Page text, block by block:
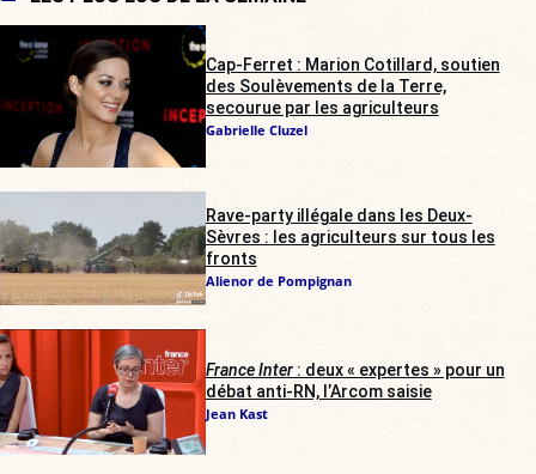
Cap-Ferret : Marion Cotillard, soutien
des Soulèvements de la Terre,
secourue par les agriculteurs
Gabrielle Cluzel
Rave-party illégale dans les Deux-
Sèvres : les agriculteurs sur tous les
fronts
Alienor de Pompignan
France Inter: deux « expertes » pour un
débat anti-RN, l’Arcom saisie
Jean Kast